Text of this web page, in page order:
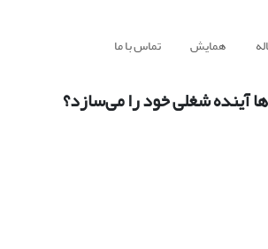
همایش تماس با ما
آینده شغلی خود را می‌سازد؟